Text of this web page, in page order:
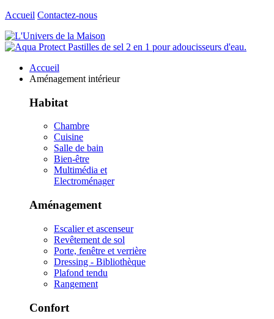
Accueil Contactez-nous
Accueil
Aménagement intérieur
Habitat
Chambre
Cuisine
Salle de bain
Bien-être
Multimédia et
Electroménager
Aménagement
Escalier et ascenseur
Revêtement de sol
Porte, fenêtre et verrière
Dressing - Bibliothèque
Plafond tendu
Rangement
Confort